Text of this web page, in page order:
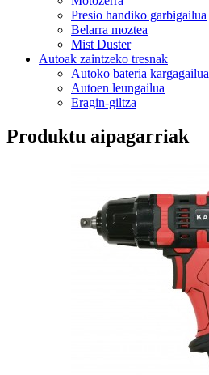
Presio handiko garbigailua
Belarra moztea
Mist Duster
Autoak zaintzeko tresnak
Autoko bateria kargagailua
Autoen leungailua
Eragin-giltza
Produktu aipagarriak